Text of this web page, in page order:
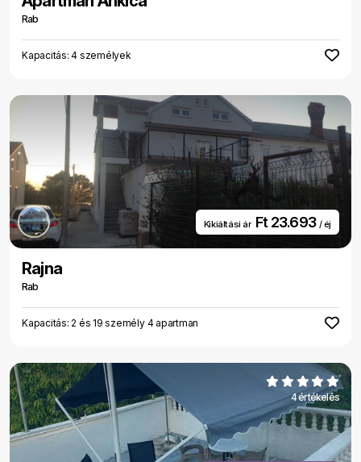
Rab
Kapacitás: 4 személyek
Kikiáltási ár Ft 23.693 / éj
Rajna
Rab
Kapacitás: 2 és 19 személy 4 apartman
4 értékelés